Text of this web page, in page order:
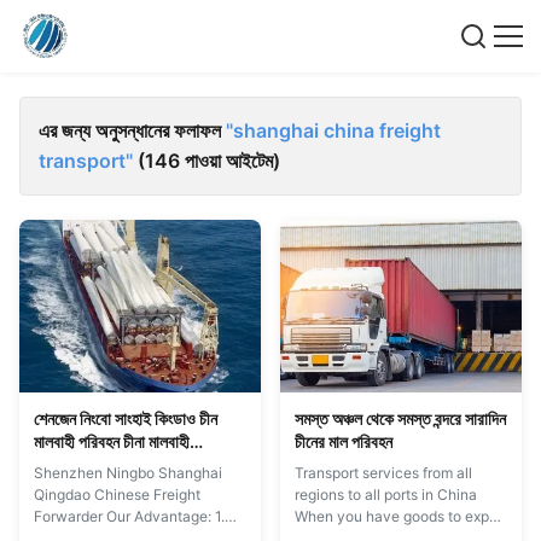
এর জন্য অনুসন্ধানের ফলাফল "shanghai china freight
transport" (146 পাওয়া আইটেম)
শেনজেন নিংবো সাংহাই কিংডাও চীন
মালবাহী পরিবহন চীনা মালবাহী
ফরোয়ার্ডার
Shenzhen Ningbo Shanghai
Qingdao Chinese Freight
Forwarder Our Advantage: 1.
সমস্ত অঞ্চল থেকে সমস্ত বন্দরে সারাদিন
চীনের মাল পরিবহন
Transport services from all
regions to all ports in China
When you have goods to export